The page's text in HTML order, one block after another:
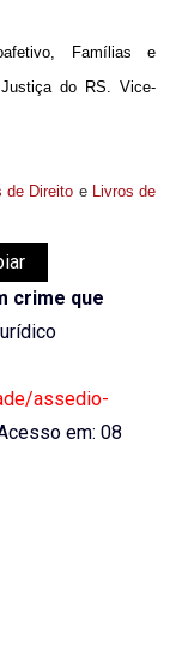
Famílias e
do RS. Vice-
de Direito e Livros de
crime que
assedio-
em: 08